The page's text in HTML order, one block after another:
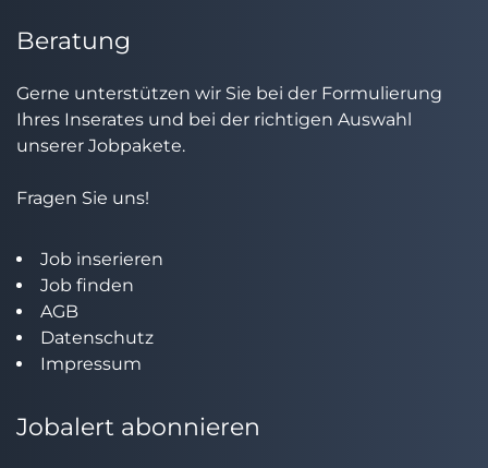
Beratung
Gerne unterstützen wir Sie bei der Formulierung
Ihres Inserates und bei der richtigen Auswahl
unserer Jobpakete.
Fragen Sie uns!
Job inserieren
Job finden
AGB
Datenschutz
Impressum
Jobalert abonnieren